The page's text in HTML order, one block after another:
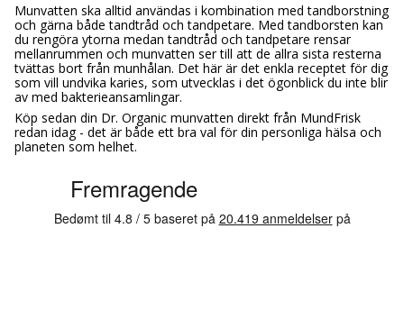
Munvatten ska alltid användas i kombination med tandborstning
och gärna både tandtråd och tandpetare. Med tandborsten kan
du rengöra ytorna medan tandtråd och tandpetare rensar
mellanrummen och munvatten ser till att de allra sista resterna
tvättas bort från munhålan. Det här är det enkla receptet för dig
som vill undvika karies, som utvecklas i det ögonblick du inte blir
av med bakterieansamlingar.
Köp sedan din Dr. Organic munvatten direkt från MundFrisk
redan idag - det är både ett bra val för din personliga hälsa och
planeten som helhet.